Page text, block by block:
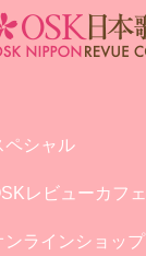
ペシャル
レビューカフェ
ンラインショップ